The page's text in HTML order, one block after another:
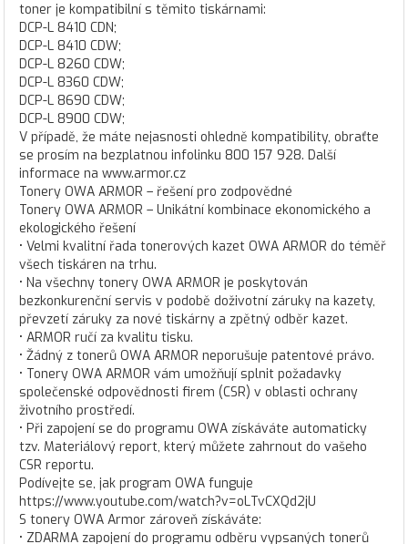
toner je kompatibilní s těmito tiskárnami:
DCP-L 8410 CDN;
DCP-L 8410 CDW;
DCP-L 8260 CDW;
DCP-L 8360 CDW;
DCP-L 8690 CDW;
DCP-L 8900 CDW;
V případě, že máte nejasnosti ohledně kompatibility, obraťte
se prosím na bezplatnou infolinku 800 157 928. Další
informace na www.armor.cz
Tonery OWA ARMOR – řešení pro zodpovědné
Tonery OWA ARMOR – Unikátní kombinace ekonomického a
ekologického řešení
• Velmi kvalitní řada tonerových kazet OWA ARMOR do téměř
všech tiskáren na trhu.
• Na všechny tonery OWA ARMOR je poskytován
bezkonkurenční servis v podobě doživotní záruky na kazety,
převzetí záruky za nové tiskárny a zpětný odběr kazet.
• ARMOR ručí za kvalitu tisku.
• Žádný z tonerů OWA ARMOR neporušuje patentové právo.
• Tonery OWA ARMOR vám umožňují splnit požadavky
společenské odpovědnosti firem (CSR) v oblasti ochrany
životního prostředí.
• Při zapojení se do programu OWA získáváte automaticky
tzv. Materiálový report, který můžete zahrnout do vašeho
CSR reportu.
Podívejte se, jak program OWA funguje
https://www.youtube.com/watch?v=oLTvCXQd2jU
S tonery OWA Armor zároveň získáváte:
• ZDARMA zapojení do programu odběru vypsaných tonerů